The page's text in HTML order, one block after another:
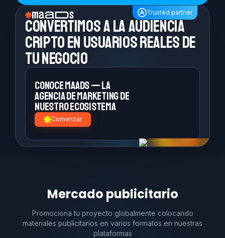
Trusted partner
Convertimos a laaudiencia
cripto en usuarios reales de
tu negocio
Conoce MAADS — la
agencia demarketing de
nuestro ecosistema
Comenzar
Mercado publicitario
Promociona tu proyecto globalmente colocando
materiales publicitarios en varios formatos en nuestras
plataformas